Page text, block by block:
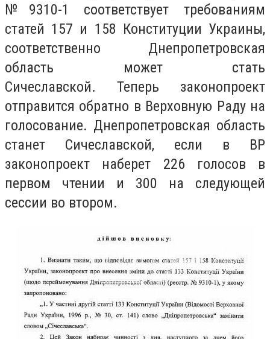
№9310-1 соответствует требованиям
статей 157 и 158 Конституции Украины,
соответственно Днепропетровская
область может стать
Сичеславской. Теперь законопроект
отправится обратно в Верховную Раду на
голосование. Днепропетровская область
станет Сичеславской, если в ВР
законопроект наберет 226 голосов в
первом чтении и 300 на следующей
сессии во втором.